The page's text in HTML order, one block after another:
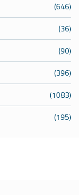
(646)
(36)
(90)
(396)
(1083)
(195)